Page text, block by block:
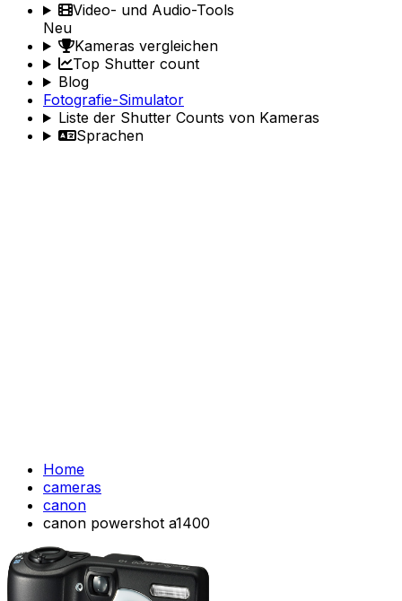
Video- und Audio-Tools
Neu
Kameras vergleichen
Top Shutter count
Blog
Fotografie-Simulator
Liste der Shutter Counts von Kameras
Sprachen
Home
cameras
canon
canon powershot a1400